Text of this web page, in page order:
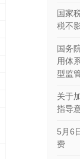
国家
税不
国务
用体
型监
关于
指导
5月6
费